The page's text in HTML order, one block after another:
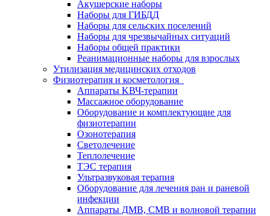
Акушерские наборы
Наборы для ГИБДД
Наборы для сельских поселений
Наборы для чрезвычайных ситуаций
Наборы общей практики
Реанимационные наборы для взрослых
Утилизация медицинских отходов
Физиотерапия и косметология
Аппараты KВЧ-терапии
Массажное оборудование
Оборудование и комплектующие для
физиотерапии
Озонотерапия
Светолечение
Теплолечение
ТЭС терапия
Ультразвуковая терапия
Оборудование для лечения ран и раневой
инфекции
Аппараты ДМВ, СМВ и волновой терапии